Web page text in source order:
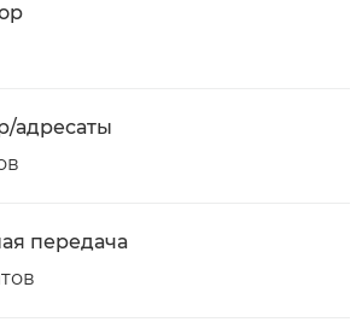
адресаты
передача